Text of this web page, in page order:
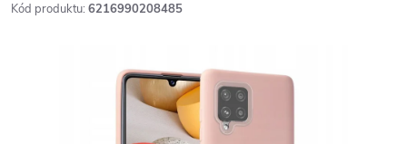
Kód produktu: 6216990208485